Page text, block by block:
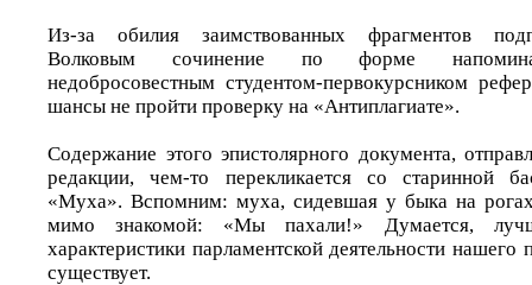
Из-за обилия заимствованных фрагментов
Волковым сочинение по форме
недобросовестным студентом-первокурсником
шансы не пройти проверку на «Антиплагиате».
Содержание этого эпистолярного документа,
редакции, чем-то перекликается со старинной
«Муха». Вспомним: муха, сидевшая у быка на
мимо знакомой: «Мы пахали!» Думается,
характеристики парламентской деятельности нашего
существует.